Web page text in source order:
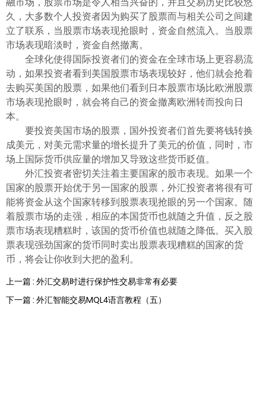
久，大多数个人投资者因为购买了股票而与相关公司之间建
立了联系，当股票市场表现抢眼时，资金自然流入。当股票
市场表现暗淡时，资金自然撤离。
全球化使得国际投资者们的资金在全球市场上更容易流
动，如果投资者看到美国股票市场表现较好，他们就会抢着
去购买美国的股票，如果他们看到日本股票市场比欧洲股票
市场表现抢眼时，就会将自己的资金撤离欧洲转而投向日
本。
要投资美国市场的股票，国外投资者们首先要将钱转换
成美元，对美元需求量的增长提升了美元的价值，同时，市
场上国际货币供应量的增加又导致这些货币贬值。
外汇投资者密切关注着主要国家的股市表现。如果一个
国家的股票开始优于另一国家的股票，外汇投资者将很有可
能将资金从这个国家转移到股票表现抢眼的另一个国家。随
着股票市场的走强，相应的本国货币也就随之升值，反之股
票市场表现糟糕时，该国的货币价值也就随之降低。买入股
票表现强劲国家的货币同时卖出股票表现糟糕的国家的货
币，将会让你收到大把的盈利。
上一篇 : 外汇交易时进行保护性交易非常有必要
下一篇 : 外汇智能交易MQL4语言教程（五）